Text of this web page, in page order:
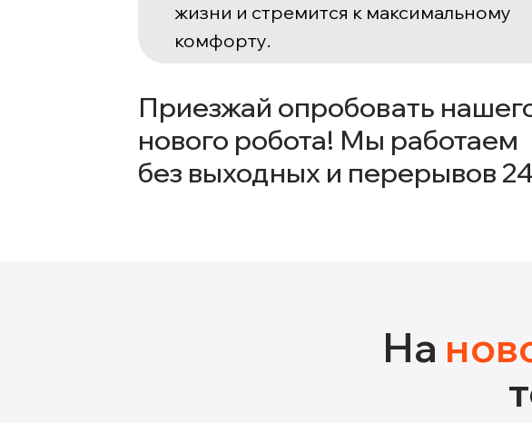
Приезжай опробовать
нового робота! Мы работаем
без выходных и перерывов
жизни и стремится к максимальному
комфорту.
На